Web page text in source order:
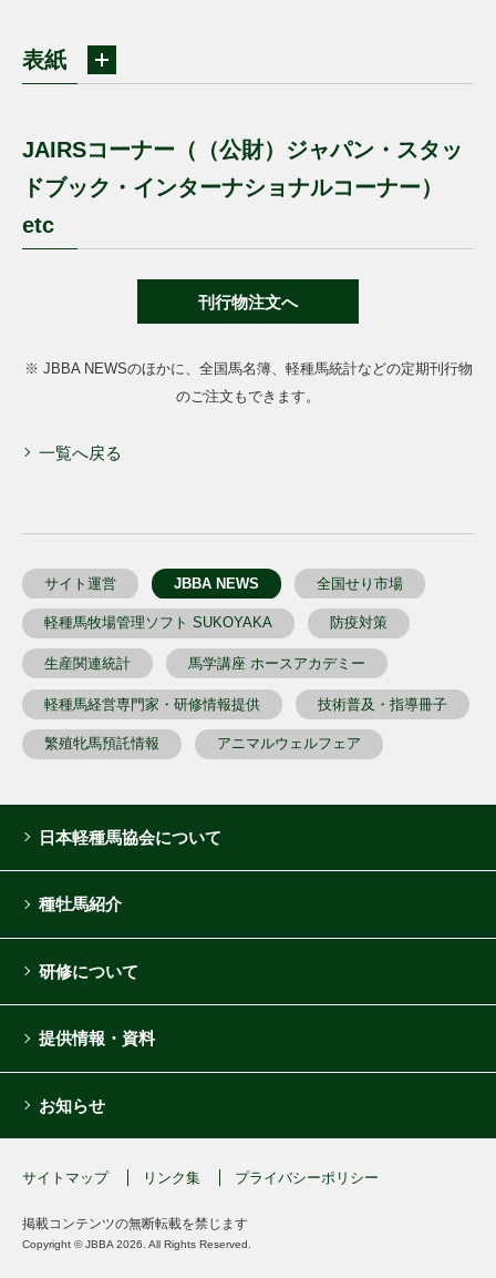
表紙
JAIRSコーナー（（公財）ジャパン・スタッ
ドブック・インターナショナルコーナー）
etc
刊行物注文へ
※ JBBA NEWSのほかに、全国馬名簿、軽種馬統計などの定期刊行物
のご注文もできます。
一覧へ戻る
サイト運営 JBBA NEWS 全国せり市場
軽種馬牧場管理ソフト SUKOYAKA 防疫対策
生産関連統計 馬学講座 ホースアカデミー
軽種馬経営専門家・研修情報提供 技術普及・指導冊子
繁殖牝馬預託情報 アニマルウェルフェア
日本軽種馬協会について
種牡馬紹介
研修について
提供情報・資料
お知らせ
サイトマップ リンク集 プライバシーポリシー
掲載コンテンツの無断転載を禁じます
Copyright © JBBA 2026. All Rights Reserved.